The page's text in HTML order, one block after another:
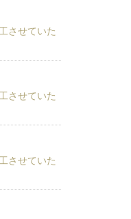
させていた
させていた
させていた